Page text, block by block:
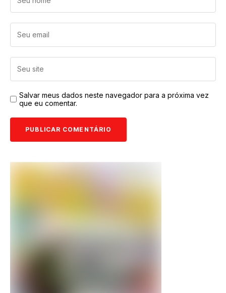
Salvar meus dados neste navegador para a próxima vez
que eu comentar.